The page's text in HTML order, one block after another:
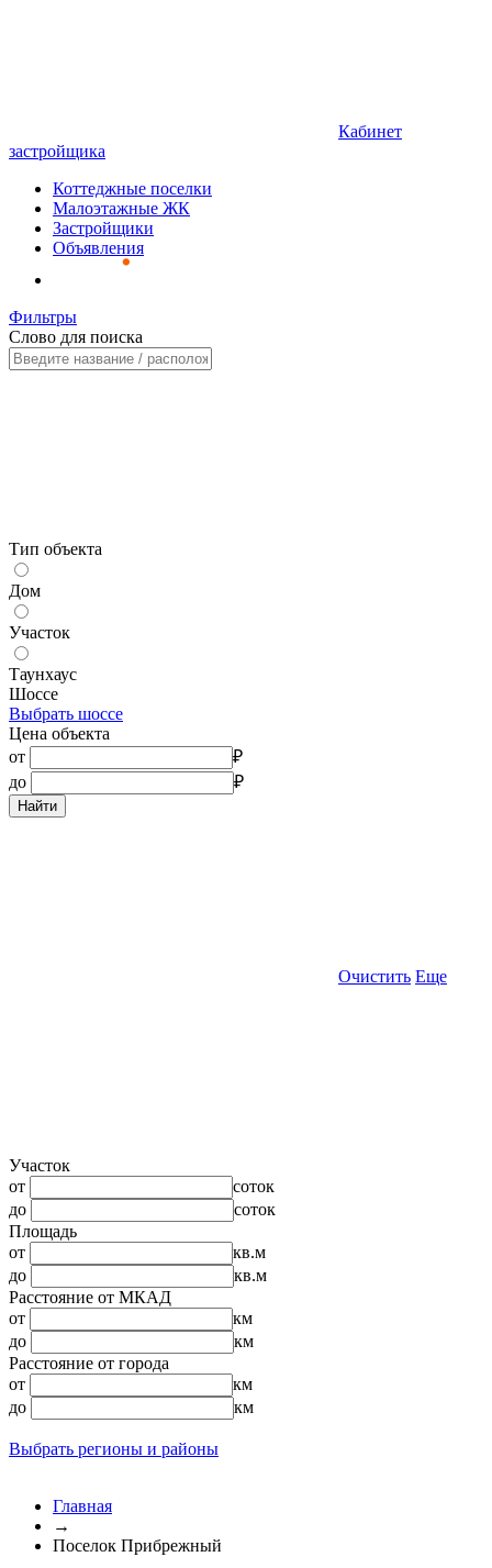
Кабинет
застройщика
Коттеджные поселки
Малоэтажные ЖК
Застройщики
Объявления
Фильтры
Слово для поиска
Тип объекта
Дом
Участок
Таунхаус
Шоссе
Выбрать шоссе
Цена объекта
от
₽
до
₽
Найти
Очистить Еще
Участок
от
соток
до
соток
Площадь
от
кв.м
до
кв.м
Расстояние от МКАД
от
км
до
км
Расстояние от города
от
км
до
км
Выбрать регионы и районы
Главная
→
Поселок Прибрежный